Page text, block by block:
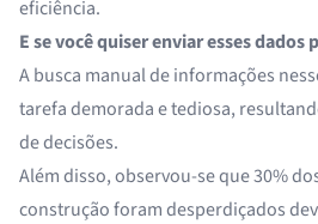
eficiência.
E se você quiser enviar esses dados
A busca manual de informações
tarefa demorada e tediosa,
de decisões.
Além disso, observou-se que30%
construção foram desperdiçados